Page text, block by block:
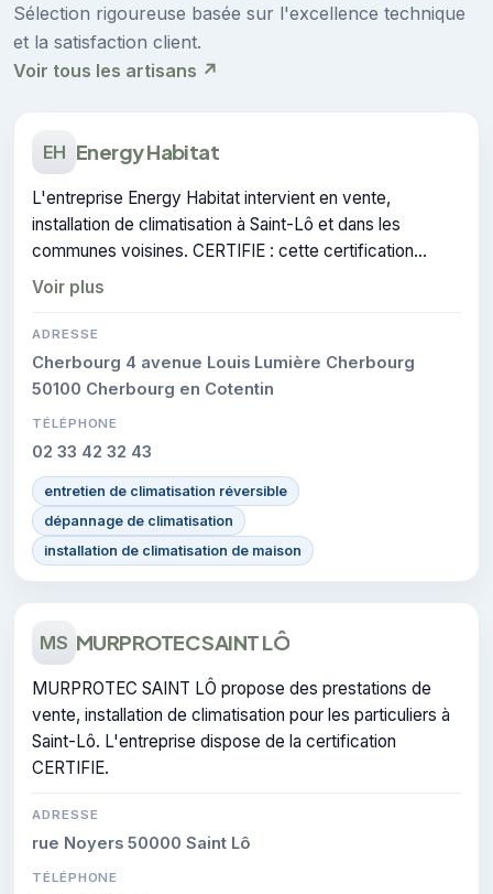
Sélection rigoureuse basée sur l'excellence technique
et la satisfaction client.
Voir tous les artisans ↗
EH Energy Habitat
L'entreprise Energy Habitat intervient en vente,
installation de climatisation à Saint-Lô et dans les
communes voisines. CERTIFIE : cette certification
atteste du savoir-faire de l'entreprise.
Voir plus
ADRESSE
Cherbourg 4 avenue Louis Lumière Cherbourg
50100 Cherbourg en Cotentin
TÉLÉPHONE
02 33 42 32 43
entretien de climatisation réversible
dépannage de climatisation
installation de climatisation de maison
MS MURPROTEC SAINT LÔ
MURPROTEC SAINT LÔ propose des prestations de
vente, installation de climatisation pour les particuliers à
Saint-Lô. L'entreprise dispose de la certification
CERTIFIE.
ADRESSE
rue Noyers 50000 Saint Lô
TÉLÉPHONE